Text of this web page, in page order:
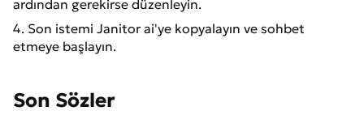
ardından gerekirse düzenleyin.
4. Son istemi Janitor ai'ye kopyalayın ve sohbet
etmeye başlayın.
Son Sözler